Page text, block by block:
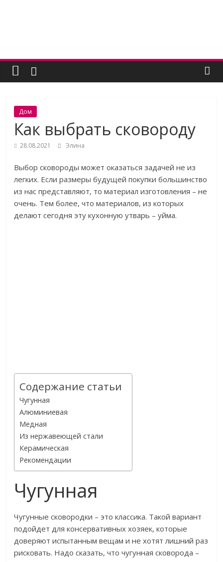
Женский
угодник
Блог
полезных
статей
для
Дом
Как выбрать сковороду
28.08.2021 Элина
Выбор сковороды может оказаться задачей не из
легких. Если размеры будущей покупки большинство
из нас представляют, то материал изготовления – не
очень. Тем более, что материалов, из которых
делают сегодня эту кухонную утварь – уйма.
Содержание статьи
Чугунная
Алюминиевая
Медная
Из нержавеющей стали
Керамическая
Рекомендации
Чугунная
Чугунные сковородки – это классика. Такой вариант
подойдет для консервативных хозяек, которые
доверяют испытанным вещам и не хотят лишний раз
рисковать. Надо сказать, что чугунная сковорода –